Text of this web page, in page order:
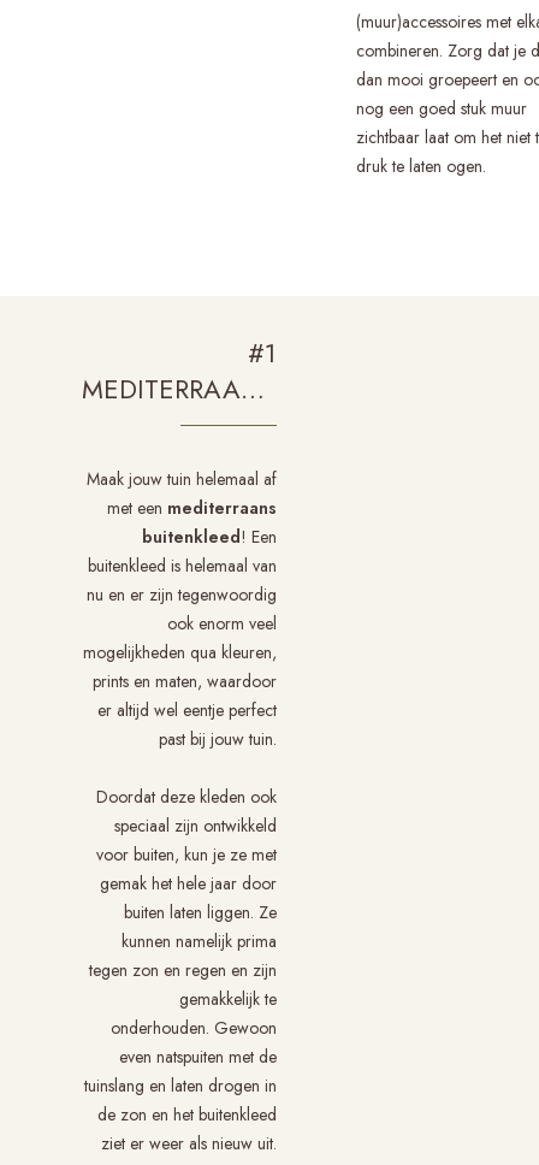
(muur)accessoires met
combineren. Zorg dat je
dan mooi groepeert en
nog een goed stuk muur
zichtbaar laat om het niet
druk te laten ogen.
#1
MEDITERRAANS
BUITENKLEED
Maak jouw tuin helemaal af
met een mediterraans
buitenkleed! Een
buitenkleed is helemaal van
nu en er zijn tegenwoordig
ook enorm veel
mogelijkheden qua kleuren,
prints en maten, waardoor
er altijd wel eentje perfect
past bij jouw tuin.
Doordat deze kleden ook
speciaal zijn ontwikkeld
voor buiten, kun je ze met
gemak het hele jaar door
buiten laten liggen. Ze
kunnen namelijk prima
tegen zon en regen en zijn
gemakkelijk te
onderhouden. Gewoon
even natspuiten met de
tuinslang en laten drogen in
de zon en het buitenkleed
ziet er weer als nieuw uit.